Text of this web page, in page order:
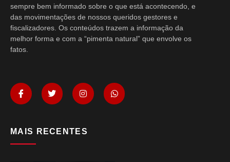
sempre bem informado sobre o que está acontecendo, e
das movimentações de nossos queridos gestores e
fiscalizadores. Os conteúdos trazem a informação da
melhor forma e com a “pimenta natural” que envolve os
fatos.
MAIS RECENTES